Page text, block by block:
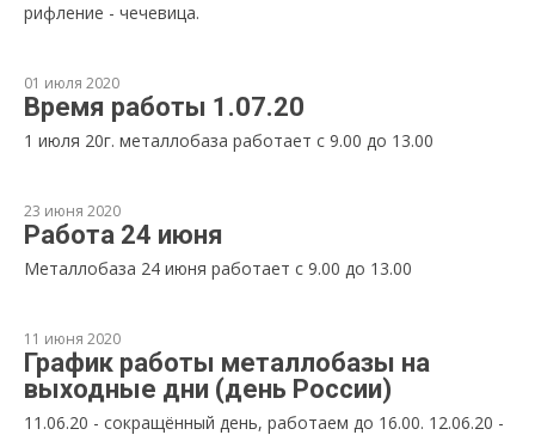
рифление - чечевица.
01 июля 2020
Время работы 1.07.20
1 июля 20г. металлобаза работает с 9.00 до 13.00
23 июня 2020
Работа 24 июня
Металлобаза 24 июня работает с 9.00 до 13.00
11 июня 2020
График работы металлобазы на
выходные дни (день России)
11.06.20 - сокращённый день, работаем до 16.00. 12.06.20 -